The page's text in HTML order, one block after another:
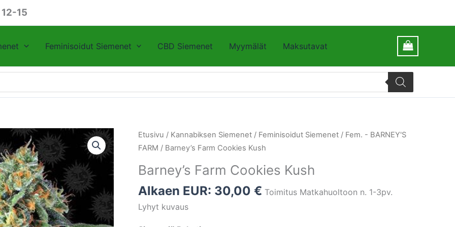
15
Feminisoidut Siemenet CBD Siemenet Myymälät Maksutavat
Etusivu / Kannabiksen Siemenet / Feminisoidut Siemenet / Fem. - BARNEY'S
FARM / Barney’s Farm Cookies Kush
Barney’s Farm Cookies Kush
Alkaen EUR: 30,00 € Toimitus Matkahuoltoon n. 1-3pv.
Lyhyt kuvaus
Barney's
Farm
Kush
määrä